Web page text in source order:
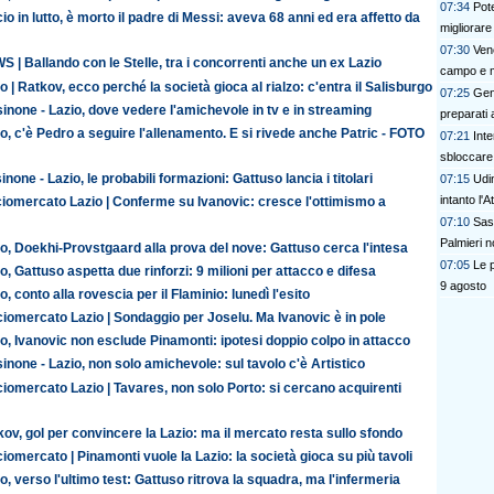
in lutto, è morto il padre di Messi: aveva 68 anni ed era affetto da
| Ballando con le Stelle, tra i concorrenti anche un ex Lazio
| Ratkov, ecco perché la società gioca al rialzo: c'entra il Salisburgo
- Lazio, dove vedere l'amichevole in tv e in streaming
c'è Pedro a seguire l'allenamento. E si rivede anche Patric - FOTO
- Lazio, le probabili formazioni: Gattuso lancia i titolari
Lazio | Conferme su Ivanovic: cresce l'ottimismo a
Doekhi-Provstgaard alla prova del nove: Gattuso cerca l'intesa
Gattuso aspetta due rinforzi: 9 milioni per attacco e difesa
conto alla rovescia per il Flaminio: lunedì l'esito
Lazio | Sondaggio per Joselu. Ma Ivanovic è in pole
Ivanovic non esclude Pinamonti: ipotesi doppio colpo in attacco
- Lazio, non solo amichevole: sul tavolo c'è Artistico
Lazio | Tavares, non solo Porto: si cercano acquirenti
gol per convincere la Lazio: ma il mercato resta sullo sfondo
| Pinamonti vuole la Lazio: la società gioca su più tavoli
verso l'ultimo test: Gattuso ritrova la squadra, ma l'infermeria
07:34
07:30
campo e
07:25
preparati
07:21
sbloccare
07:15
intanto
07:10
Palmieri
07:05 Le
9 agosto